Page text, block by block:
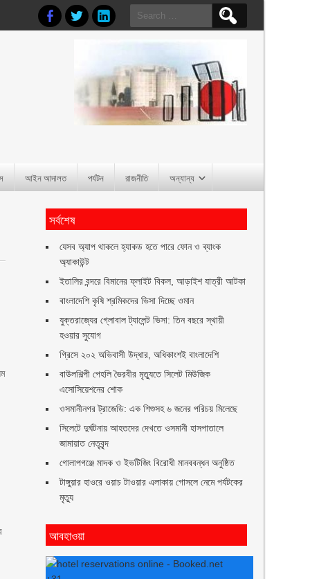
Search
for:
আইন আদালত পর্যটন রাজনীতি অন্যান্য
সর্বশেষ
যেসব অ্যাপ থাকলে হ্যাকড হতে পারে ফোন ও ব্যাংক
অ্যাকাউন্ট
ইতালির বন্দরে বিমানের ফ্লাইট বিকল, আড়াইশ যাত্রী আটকা
বাংলাদেশি কৃষি শ্রমিকদের ভিসা দিচ্ছে ওমান
যুক্তরাজ্যের গ্লোবাল ট্যালেন্ট ভিসা: তিন বছরে স্থায়ী
হওয়ার সুযোগ
গ্রিসে ২০২ অভিবাসী উদ্ধার, অধিকাংশই বাংলাদেশি
বাউলশিল্পী পেহলি ভৈরবীর মৃত্যুতে সিলেট মিউজিক
এসোসিয়েশনের শোক
ওসমানীনগর ট্রাজেডি: এক শিশুসহ ৬ জনের পরিচয় মিলেছে
সিলেটে দুর্ঘটনায় আহতদের দেখতে ওসমানী হাসপাতালে
জামায়াত নেতৃবৃন্দ
গোলাপগঞ্জে মাদক ও ইভটিজিং বিরোধী মানববন্ধন অনুষ্ঠিত
টাঙ্গুয়ার হাওরে ওয়াচ টাওয়ার এলাকায় গোসলে নেমে পর্যটকের
মৃত্যু
আবহাওয়া